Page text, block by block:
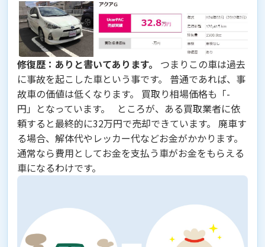
修復歴：ありと書いてあります。
つまりこの車は過去
に事故を起こした車という事です。 普通であれば、事
故車の価値は低くなります。 買取り相場価格も「-
円」となっています。 ところが、ある買取業者に依
頼すると最終的に32万円で売却できています。 廃車す
る場合、解体代やレッカー代などお金がかかります。
通常なら費用としてお金を支払う車がお金をもらえる
車になるわけです。